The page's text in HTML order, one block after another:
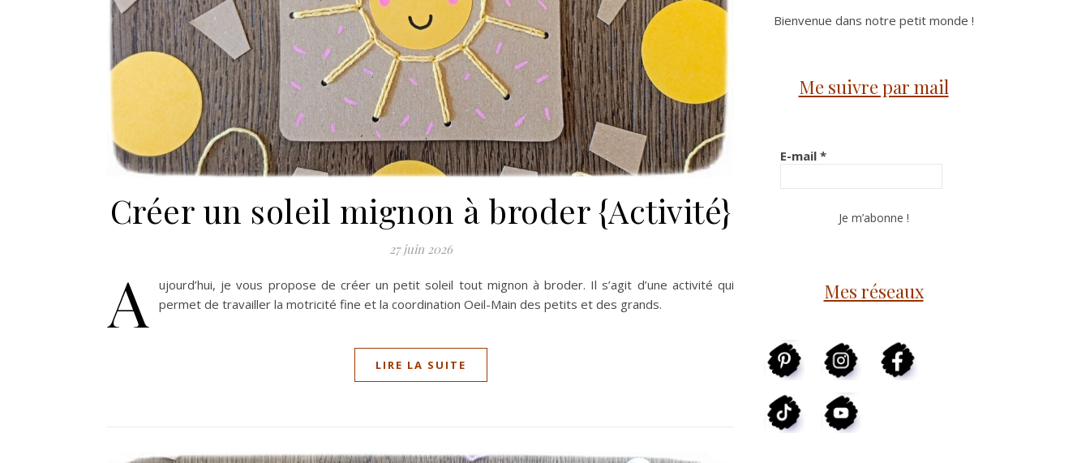
Créer un soleil mignon à broder {Activité}
27 juin 2026
A
ujourd’hui, je vous propose de créer un petit soleil tout mignon à broder. Il s’agit d’une activité qui
permet de travailler la motricité fine et la coordination Oeil-Main des petits et des grands.
LIRE LA SUITE
Bienvenue dans notre petit monde !
Me suivre par mail
E-mail *
Mes réseaux